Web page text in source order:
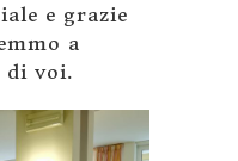
e grazie
a
di voi.